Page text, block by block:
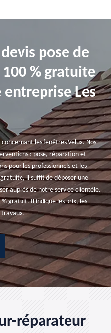
pose de
% gratuite
Les
les fenêtres Velux. Nos
: pose, réparation et
pour les professionnels et les
il suffit de déposer une
auprès de notre service clientèle.
% gratuit. Il indique les prix, les
travaux.
réparateur